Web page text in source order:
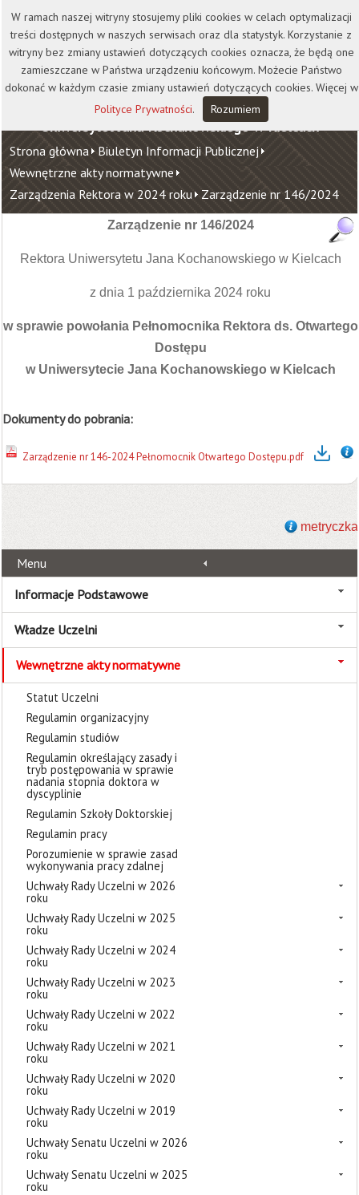
Kontakt Biblioteka
Wydawnictwo
Wirtualna Uczelnia
Uniwersytet Jana Kochanowskiego w Kielcach
Strona główna Biuletyn Informacji Publicznej
Wewnętrzne akty normatywne
Zarządzenia Rektora w 2024 roku Zarządzenie nr 146/2024
Zarządzenie nr 146/2024
Rektora Uniwersytetu Jana Kochanowskiego w Kielcach
z dnia 1 października 2024 roku
w sprawie powołania Pełnomocnika Rektora ds. Otwartego
Dostępu
w Uniwersytecie Jana Kochanowskiego w Kielcach
Dokumenty do pobrania:
Zarządzenie nr 146-2024 Pełnomocnik Otwartego Dostępu.pdf
metryczka
Menu
Informacje Podstawowe
Władze Uczelni
Wewnętrzne akty normatywne
Statut Uczelni
Regulamin organizacyjny
Regulamin studiów
Regulamin określający zasady i
tryb postępowania w sprawie
nadania stopnia doktora w
dyscyplinie
Regulamin Szkoły Doktorskiej
Regulamin pracy
Porozumienie w sprawie zasad
wykonywania pracy zdalnej
Uchwały Rady Uczelni w 2026
roku
Uchwały Rady Uczelni w 2025
roku
Uchwały Rady Uczelni w 2024
roku
Uchwały Rady Uczelni w 2023
roku
Uchwały Rady Uczelni w 2022
roku
Uchwały Rady Uczelni w 2021
roku
Uchwały Rady Uczelni w 2020
roku
Uchwały Rady Uczelni w 2019
roku
Uchwały Senatu Uczelni w 2026
roku
Uchwały Senatu Uczelni w 2025
roku
W ramach naszej witryny stosujemy pliki cookies w celach optymalizacji
treści dostępnych w naszych serwisach oraz dla statystyk. Korzystanie z
witryny bez zmiany ustawień dotyczących cookies oznacza, że będą one
zamieszczane w Państwa urządzeniu końcowym. Możecie Państwo
dokonać w każdym czasie zmiany ustawień dotyczących cookies. Więcej w
Polityce Prywatności. Rozumiem